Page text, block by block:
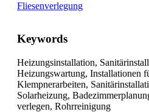
Fliesenverlegung
Keywords
Heizungsinstallation,
Heizungswartung, Installationen
Klempnerarbeiten,
Solarheizung,
verlegen, Rohrreinigung